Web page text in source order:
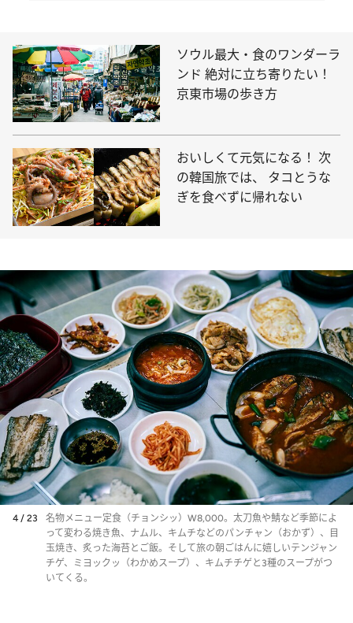
ソウル最大・食のワンダーラ
ンド 絶対に立ち寄りたい！
京東市場の歩き方
おいしくて元気になる！ 次
の韓国旅では、 タコとうな
ぎを食べずに帰れない
4 / 23
名物メニュー定食（チョンシッ）W8,000。太刀魚や鯖など季節によ
って変わる焼き魚、ナムル、キムチなどのパンチャン（おかず）、目
玉焼き、炙った海苔とご飯。そして旅の朝ごはんに嬉しいテンジャン
チゲ、ミヨックッ（わかめスープ）、キムチチゲと3種のスープがつ
いてくる。